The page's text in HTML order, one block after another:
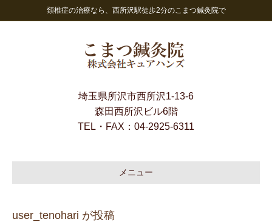
頚椎症の治療なら、西所沢駅徒歩2分のこまつ鍼灸院で
埼玉県所沢市西所沢1-13-6
森田西所沢ビル6階
TEL・FAX： 04-2925-6311
メニュー
user_tenohari が投稿